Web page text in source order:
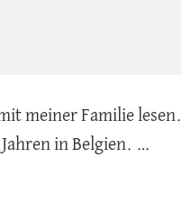
meiner Familie lesen.
in Belgien. …